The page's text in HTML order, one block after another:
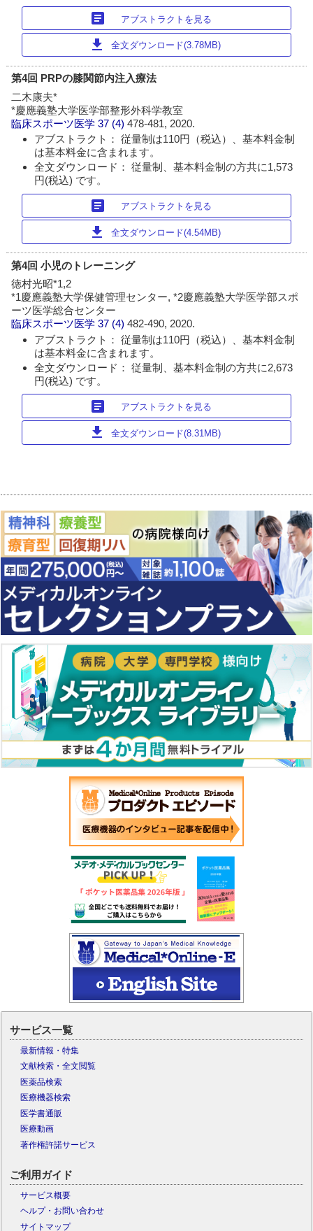
article アブストラクトを見る
download 全文ダウンロード(3.78MB)
第4回 PRPの膝関節内注入療法
二木康夫*
*慶應義塾大学医学部整形外科学教室
臨床スポーツ医学 37 (4)478-481, 2020.
アブストラクト： 従量制は110円（税込）、基本料金制
は基本料金に含まれます。
全文ダウンロード： 従量制、基本料金制の方共に1,573
円(税込) です。
article アブストラクトを見る
download 全文ダウンロード(4.54MB)
第4回 小児のトレーニング
徳村光昭*1,2
*1慶應義塾大学保健管理センター, *2慶應義塾大学医学部スポ
ーツ医学総合センター
臨床スポーツ医学 37 (4)482-490, 2020.
アブストラクト： 従量制は110円（税込）、基本料金制
は基本料金に含まれます。
全文ダウンロード： 従量制、基本料金制の方共に2,673
円(税込) です。
article アブストラクトを見る
download 全文ダウンロード(8.31MB)
サービス一覧
最新情報・特集
文献検索・全文閲覧
医薬品検索
医療機器検索
医学書通販
医療動画
著作権許諾サービス
ご利用ガイド
サービス概要
ヘルプ・お問い合わせ
サイトマップ